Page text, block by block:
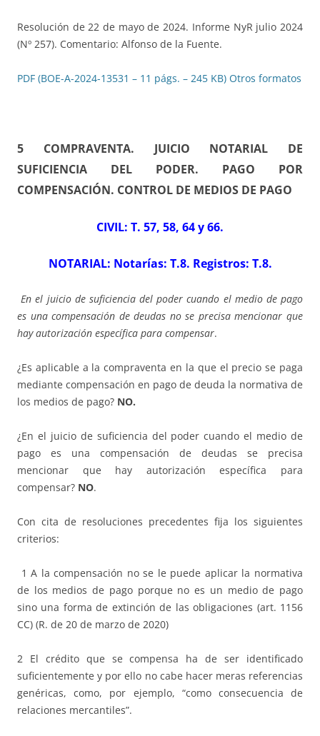
Resolución de 22 de mayo de 2024. Informe NyR julio 2024
(Nº 257). Comentario: Alfonso de la Fuente.
PDF (BOE-A-2024-13531 – 11 págs. – 245 KB) Otros formatos
5 COMPRAVENTA. JUICIO NOTARIAL DE
SUFICIENCIA DEL PODER. PAGO POR
COMPENSACIÓN. CONTROL DE MEDIOS DE PAGO
CIVIL: T. 57, 58, 64 y 66.
NOTARIAL: Notarías: T.8. Registros: T.8.
En el juicio de suficiencia del poder cuando el medio de pago
es una compensación de deudas no se precisa mencionar que
hay autorización específica para compensar.
¿Es aplicable a la compraventa en la que el precio se paga
mediante compensación en pago de deuda la normativa de
los medios de pago? NO.
¿En el juicio de suficiencia del poder cuando el medio de
pago es una compensación de deudas se precisa
mencionar que hay autorización específica para
compensar? NO.
Con cita de resoluciones precedentes fija los siguientes
criterios:
1 A la compensación no se le puede aplicar la normativa
de los medios de pago porque no es un medio de pago
sino una forma de extinción de las obligaciones (art. 1156
CC) (R. de 20 de marzo de 2020)
2 El crédito que se compensa ha de ser identificado
suficientemente y por ello no cabe hacer meras referencias
genéricas, como, por ejemplo, “como consecuencia de
relaciones mercantiles”.